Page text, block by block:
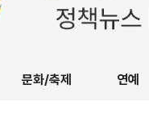
문화/축제 연예